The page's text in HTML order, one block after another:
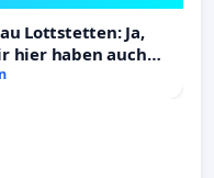
Lottstetten: Ja,
hier haben auch